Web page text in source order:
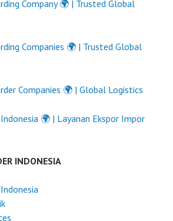
Company 🌍 | Trusted Global
Companies 🌍 | Trusted Global
Companies 🌍 | Global Logistics
🌍 | Layanan Ekspor Impor
INDONESIA